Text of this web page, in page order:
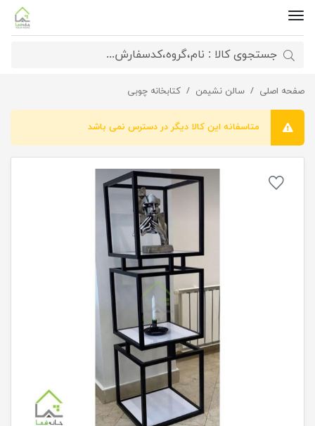
صفحه اصلی سالن نشیمن کتابخانه چوبی کتابخانه مدل فارا
متاسفانه این کالا دیگر در دسترس نمی باشد